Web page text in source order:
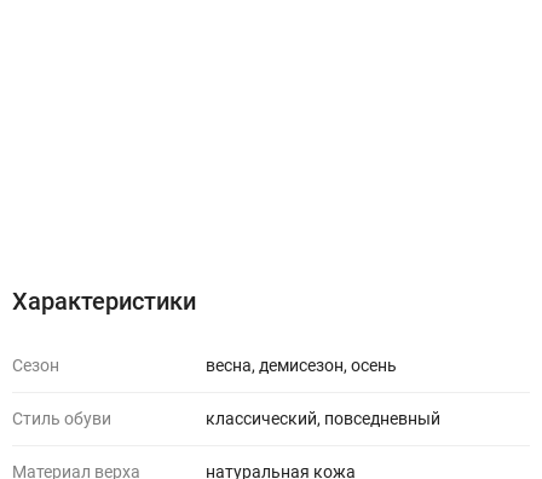
Характеристики
Сезон весна, демисезон, осень
Стиль обуви классический, повседневный
Материал верха натуральная кожа